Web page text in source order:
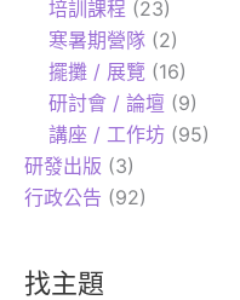
培訓課程 (23)
寒暑期營隊 (2)
擺攤 / 展覽 (16)
研討會 / 論壇 (9)
講座 / 工作坊 (95)
研發出版 (3)
行政公告 (92)
找主題